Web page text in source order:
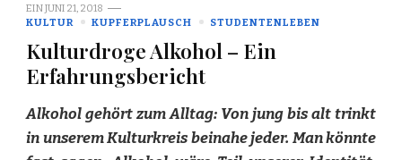
EINJUNI 21, 2018
KULTUR
KUPFERPLAUSCH STUDENTENLEBEN
Kulturdroge Alkohol – Ein
Erfahrungsbericht
Alkohol gehört zum Alltag: Von jung bis alt trinkt
in unserem Kulturkreis beinahe jeder. Man könnte